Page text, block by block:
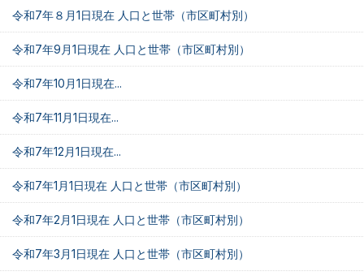
令和7年８月1日現在 人口と世帯（市区町村別）
令和7年9月1日現在 人口と世帯（市区町村別）
令和7年10月1日現在...
令和7年11月1日現在...
令和7年12月1日現在...
令和7年1月1日現在 人口と世帯（市区町村別）
令和7年2月1日現在 人口と世帯（市区町村別）
令和7年3月1日現在 人口と世帯（市区町村別）